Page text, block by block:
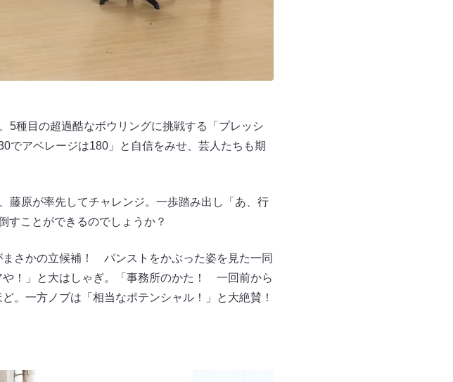
5種目の超過酷なボウリングに挑戦する「プレッシ
でアベレージは180」と自信をみせ、芸人たちも期
藤原が率先してチャレンジ。一歩踏み出し「あ、行
すことができるのでしょうか？
さかの立候補！ パンストをかぶった姿を見た一同
！」と大はしゃぎ。「事務所のかた！ 一回前から
。一方ノブは「相当なポテンシャル！」と大絶賛！